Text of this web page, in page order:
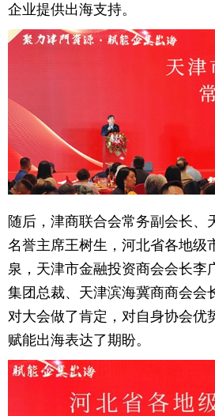
企业提供出海支持。
随后，津商联合会常务副会长、
名誉主席王树生，河北省各地级
泉，天津市金融投资商会会长李
集团总裁、天津滨海冀商商会会
对大会做了肯定，对自身协会优
赋能出海表达了期盼。